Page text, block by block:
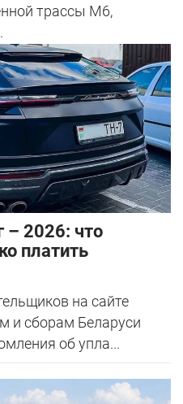
трассы М6,
– 2026: что
платить
на сайте
и сборам Беларуси
об упла...